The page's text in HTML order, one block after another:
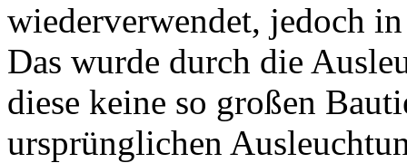
wiederverwendet, jedoch
Das wurde durch die
diese keine so großen
ursprünglichen